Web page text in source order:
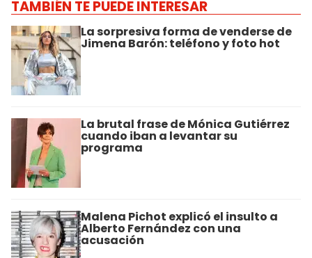
TAMBIÉN TE PUEDE INTERESAR
La sorpresiva forma de venderse de
Jimena Barón: teléfono y foto hot
La brutal frase de Mónica Gutiérrez
cuando iban a levantar su
programa
Malena Pichot explicó el insulto a
Alberto Fernández con una
acusación